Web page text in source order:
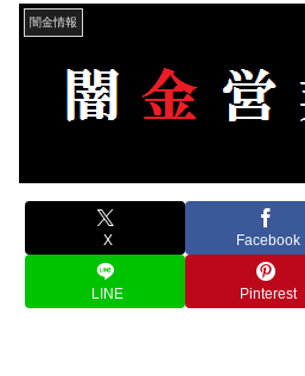
闇金情報
X Facebook
LINE Pinterest